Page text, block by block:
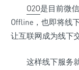
O2O是目前微
Offline，也即将线
让互联网成为线下
这样线下服务